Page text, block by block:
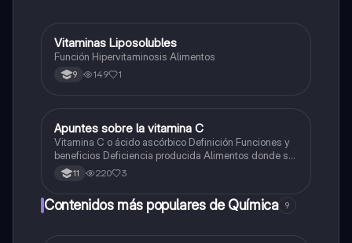
Biologia
Vitaminas Liposolubles
Función Hipervitaminosis Alimentos
9 149 1
Biologia
Apuntes sobre la vitamina C
Vitamina C o ácido ascórbico Definición Funciones y
beneficios Deficiencia producida Alimentos donde se
encuentra en abundancia
11 220 3
Contenidos más populares de Química 9